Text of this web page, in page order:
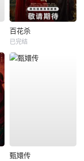
百花杀
已完结
甄嬛传